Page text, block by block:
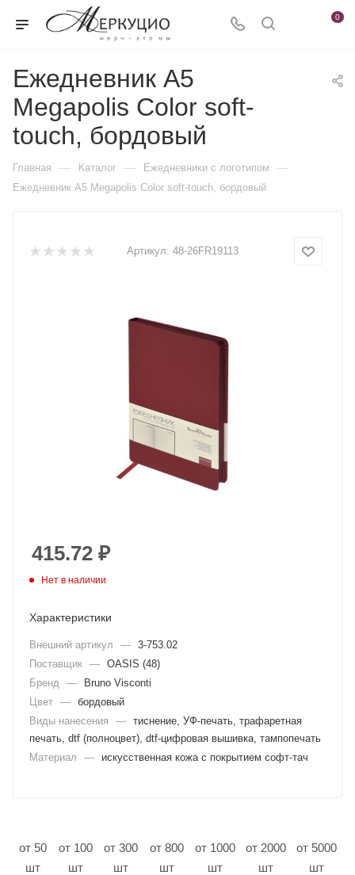
0
Ежедневник А5
Megapolis Color soft-
touch, бордовый
Главная — Каталог — Ежедневники c логотипом —
Ежедневник А5 Megapolis Color soft-touch, бордовый
Артикул: 48-26FR19113
415.72 ₽
Нет в наличии
Характеристики
Внешний артикул — 3-753.02
Поставщик — OASIS (48)
Бренд
—
Bruno Visconti
Цвет — бордовый
Виды нанесения
— тиснение, УФ-печать, трафаретная
печать, dtf (полноцвет), dtf-цифровая вышивка, тампопечать
Материал
— искусственная кожа с покрытием софт-тач
от 50
шт
от 100
шт
от 300
шт
от 800
шт
от 1000
шт
от 2000
шт
от 5000
шт